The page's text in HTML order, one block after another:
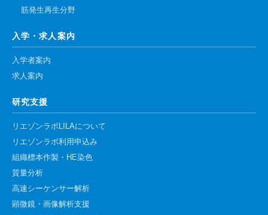
筋発生再生分野
入学・求人案内
入学者案内
求人案内
研究支援
リエゾンラボLILAについて
リエゾンラボ利用申込み
組織標本作製・HE染色
質量分析
高速シーケンサー解析
顕微鏡・画像解析支援